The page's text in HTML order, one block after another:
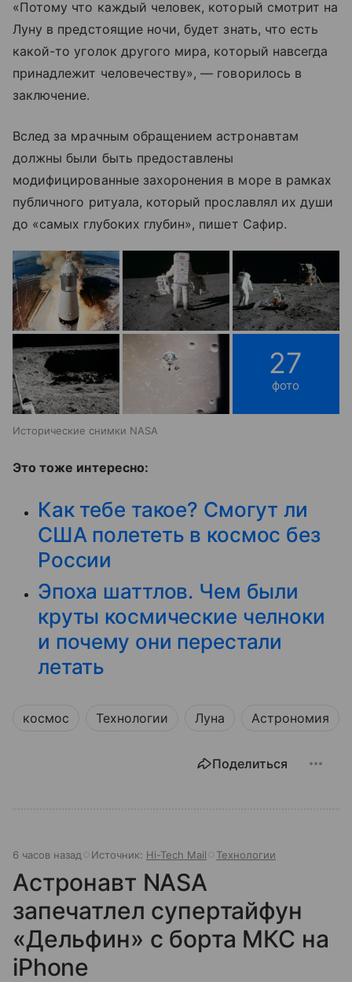
«Потому что каждый человек, который смотрит на
Луну в предстоящие ночи, будет знать, что есть
какой-то уголок другого мира, который навсегда
принадлежит человечеству», — говорилось в
заключение.
Вслед за мрачным обращением астронавтам
должны были быть предоставлены
модифицированные захоронения в море в рамках
публичного ритуала, который прославлял их души
до «самых глубоких глубин», пишет Сафир.
27
фото
Исторические снимки NASA
Это тоже интересно:
Как тебе такое? Смогут ли
США полететь в космос без
России
Эпоха шаттлов. Чем были
круты космические челноки
и почему они перестали
летать
космос Технологии Луна Астрономия
Поделиться
6 часов назад Источник: Hi-Tech Mail Технологии
Астронавт NASA
запечатлел супертайфун
«Дельфин» с борта МКС на
iPhone